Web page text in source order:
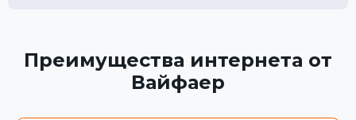
Преимущества интернета от
Вайфаер